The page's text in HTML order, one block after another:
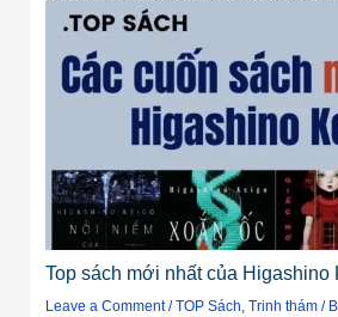
Top sách mới nhất của Higashino
Leave a Comment /TOP Sách,Trinh thám /